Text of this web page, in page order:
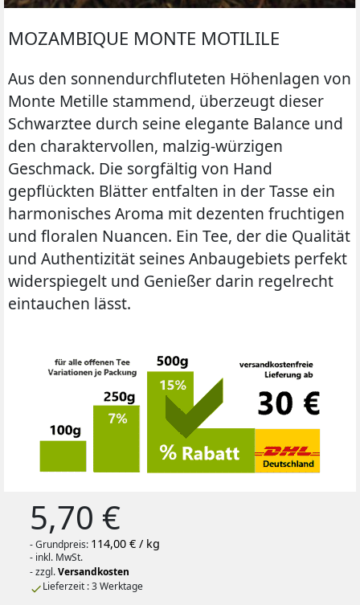
MOZAMBIQUE MONTE MOTILILE
Aus den sonnendurchfluteten Höhenlagen von
Monte Metille stammend, überzeugt dieser
Schwarztee durch seine elegante Balance und
den charaktervollen, malzig-würzigen
Geschmack. Die sorgfältig von Hand
gepflückten Blätter entfalten in der Tasse ein
harmonisches Aroma mit dezenten fruchtigen
und floralen Nuancen. Ein Tee, der die Qualität
und Authentizität seines Anbaugebiets perfekt
widerspiegelt und Genießer darin regelrecht
eintauchen lässt.
5,70 €
- Grundpreis: 114,00 € / kg
- inkl. MwSt.
- zzgl.Versandkosten
Lieferzeit : 3 Werktage